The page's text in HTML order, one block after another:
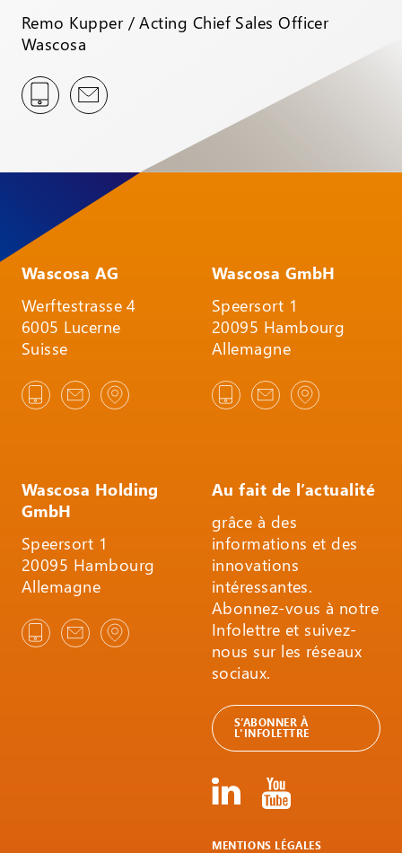
Remo Kupper / Acting Chief Sales Officer
Wascosa
Wascosa AG
Werftestrasse 4
6005 Lucerne
Suisse
Wascosa GmbH
Speersort 1
20095 Hambourg
Allemagne
Wascosa Holding
GmbH
Speersort 1
20095 Hambourg
Allemagne
Au fait de l’actualité
grâce à des
informations et des
innovations
intéressantes.
Abonnez-vous à notre
Infolettre et suivez-
nous sur les réseaux
sociaux.
S’ABONNER À
L'INFOLETTRE
MENTIONS LÉGALES